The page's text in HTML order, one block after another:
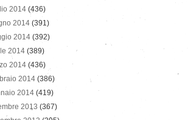
2014 (436)
2014 (391)
2014 (392)
2014 (389)
2014 (436)
2014 (386)
2014 (419)
2013 (367)